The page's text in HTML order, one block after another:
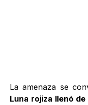
La amenaza se
Luna rojiza llenó